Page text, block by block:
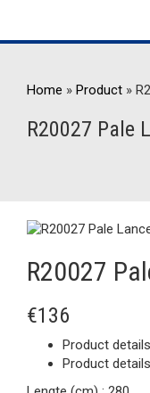
Home » Product »
R20027 Pale
R20027
€136
Product details
Product details